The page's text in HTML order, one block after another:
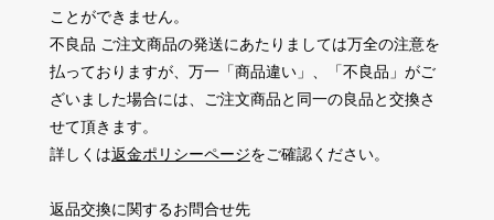
ことができません。
不良品 ご注文商品の発送にあたりましては万全の注意を
払っておりますが、万一「商品違い」、「不良品」がご
ざいました場合には、ご注文商品と同一の良品と交換さ
せて頂きます。
詳しくは返金ポリシーページをご確認ください。
返品交換に関するお問合せ先